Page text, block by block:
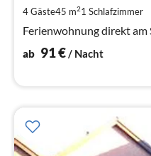
4 Gäste45 m21 Schlafzimmer
Ferienwohnung direkt am
ab 91€ / Nacht